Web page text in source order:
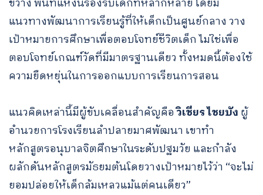
ขวาง พื้นที่แห่งนี้รองรับเด็กที่หลากหลาย โดยมี
แนวทางพัฒนาการเรียนรู้ที่ให้เด็กเป็นศูนย์กลาง วาง
เป้าหมายการศึกษาเพื่อตอบโจทย์ชีวิตเด็ก ไม่ใช่เพื่อ
ตอบโจทย์เกณฑ์วัดที่มีมาตรฐานเดียว ทั้งหมดนี้ต้องใช้
ความยืดหยุ่นในการออกแบบการเรียนการสอน
แนวคิดเหล่านี้มีผู้ขับเคลื่อนสำคัญคือวิเชียร ไชยบัง ผู้
อำนวยการโรงเรียนลำปลายมาศพัฒนา เขาทำ
หลักสูตรอนุบาลจิตศึกษาในระดับปฐมวัย และกำลัง
ผลักดันหลักสูตรมัธยมต้นโดยวางเป้าหมายไว้ว่า “จะไม่
ยอมปล่อยให้เด็กล้มเหลวแม้แต่คนเดียว”